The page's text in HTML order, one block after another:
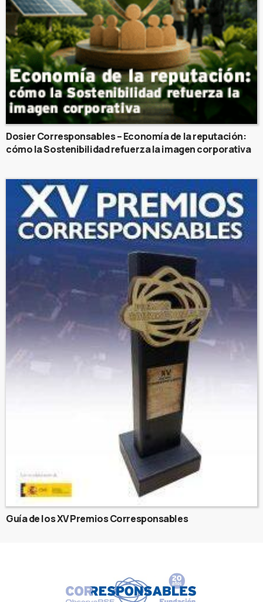
Dosier Corresponsables – Economía de la reputación:
cómo la Sostenibilidad refuerza la imagen corporativa
Guía de los XV Premios Corresponsables